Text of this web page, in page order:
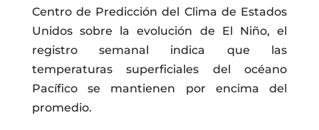
Centro de Predicción del Clima de Estados
Unidos sobre la evolución de El Niño, el
registro semanal indica que las
temperaturas superficiales del océano
Pacífico se mantienen por encima del
promedio.